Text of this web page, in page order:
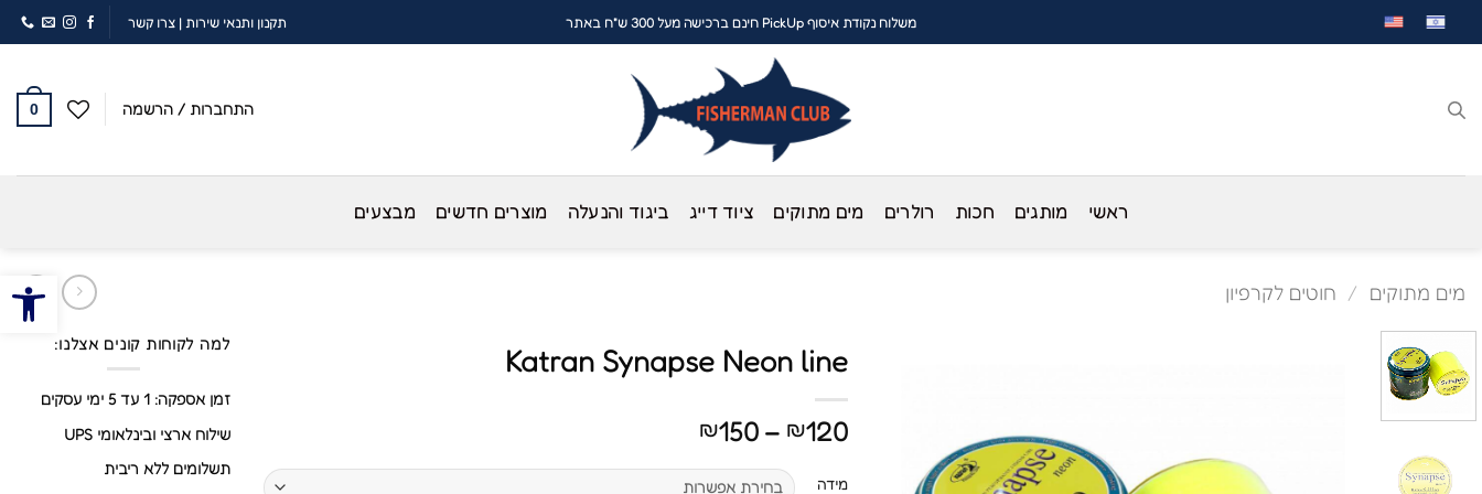
פתח
לתוכן
משלוח נקודת איסוף PickUp חינם ברכישה מעל 300 ש"ח באתר תקנון ותנאי שירות | צרו קשר
התחברות / הרשמה 0
ראשי מותגים חכות רולרים מים מתוקים ציוד דייג ביגוד והנעלה מוצרים חדשים מבצעים
מים מתוקים / חוטים לקרפיון
Katran Synapse Neon line
₪120
–
₪150
מידה
למה לקוחות קונים אצלנו:
זמן אספקה: 1 עד 5 ימי עסקים
שילוח ארצי ובינלאומי UPS
תשלומים ללא ריבית